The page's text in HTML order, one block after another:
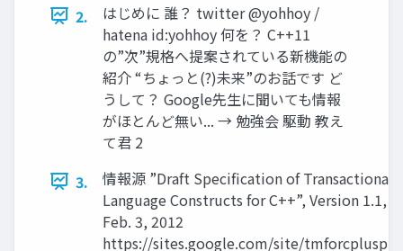
2.
はじめに 誰？ twitter @yohhoy /
hatena id:yohhoy 何を？ C++11
の”次”規格へ提案されている新機能の
紹介 “ちょっと(?)未来”のお話です ど
うして？ Google先生に聞いても情報
がほとんど無い... → 勉強会 駆動 教え
て君 2
3.
情報源 ”Draft Specification of Transactional
Language Constructs for C++”, Version 1.1,
Feb. 3, 2012
https://sites.google.com/site/